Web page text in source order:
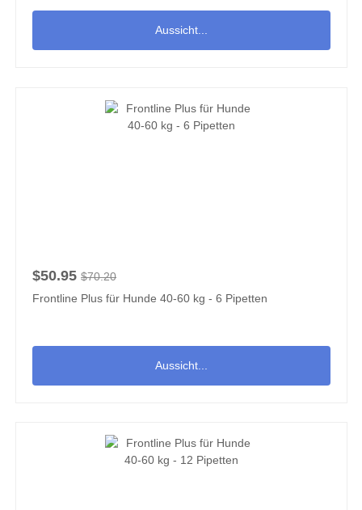
Aussicht...
$50.95 $70.20
Frontline Plus für Hunde 40-60 kg - 6 Pipetten
Aussicht...